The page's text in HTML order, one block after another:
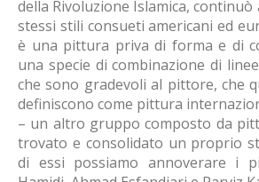
della Rivoluzione Islamica,
stessi stili consueti americani ed
è una pittura priva di forma e di
una specie di combinazione di
che sono gradevoli al pittore, che
definiscono come pittura
– un altro gruppo composto da
trovato e consolidato un proprio
di essi possiamo annoverare i